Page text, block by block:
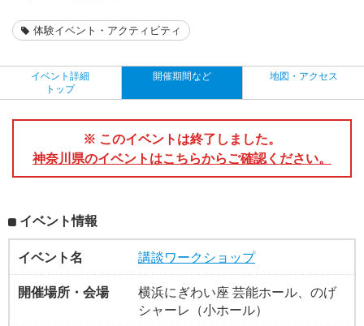
体験イベント・アクティビティ
イベント詳細
トップ
開催期間など 地図・アクセス
※ このイベントは終了しました。
神奈川県のイベントはこちらからご確認ください。
イベント情報
イベント名
講談ワークショップ
開催場所・会場
横浜にぎわい座 芸能ホール、のげ
シャーレ（小ホール）